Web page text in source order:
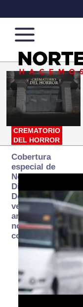
Norte
de
Ciudad
Más
que
noticias,
hacemos periodismo
CREMATORIO
DEL HORROR
Cobertura
especial de
Norte
Digital:
Donde la
verdad
arde… pero
no se
consume